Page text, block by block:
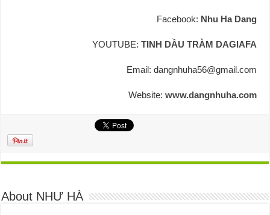
Facebook: Nhu Ha Dang
YOUTUBE: TINH DẦU TRÀM DAGIAFA
Email: dangnhuha56@gmail.com
Website: www.dangnhuha.com
About NHƯ HÀ